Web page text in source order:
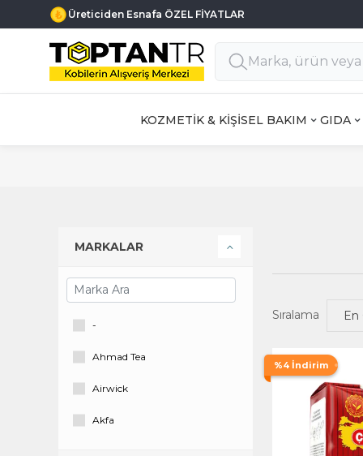
Üreticiden Esnafa ÖZEL FİYATLAR
KOZMETİK & KİŞİSEL BAKIM GIDA
Sıralama
%4 İndirim
MARKALAR
-
Ahmad Tea
Airwick
Akfa